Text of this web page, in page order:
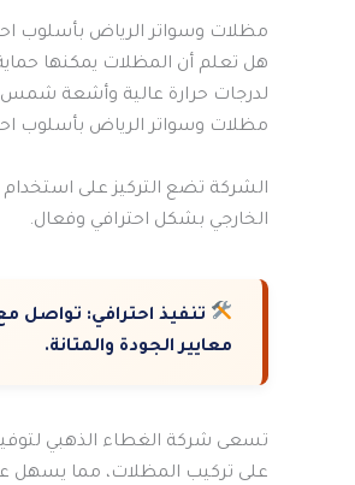
مظلات وسواتر الرياض بأسلوب
لدرجات حرارة عالية وأشعة شمس
مظلات وسواتر الرياض بأسلوب
الشركة تضع التركيز على استخدام
الخارجي بشكل احترافي وفعال.
تنفيذ احترافي: تواصل
معايير الجودة والمتانة.
على تركيب المظلات، مما يسهل